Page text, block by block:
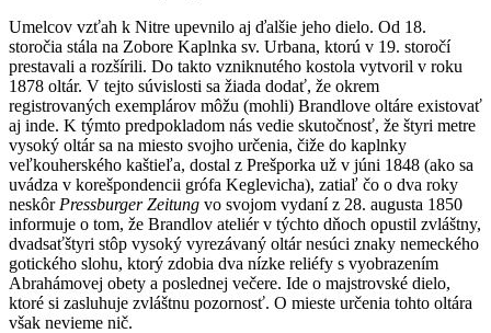
Umelcov vzťah k Nitre upevnilo aj ďalšie jeho dielo. Od 18.
storočia stála na Zobore Kaplnka sv. Urbana, ktorú v 19. storočí
prestavali a rozšírili. Do takto vzniknutého kostola vytvoril v roku
1878 oltár. V tejto súvislosti sa žiada dodať, že okrem
registrovaných exemplárov môžu (mohli) Brandlove oltáre existovať
aj inde. K týmto predpokladom nás vedie skutočnosť, že štyri metre
vysoký oltár sa na miesto svojho určenia, čiže do kaplnky
veľkouherského kaštieľa, dostal z Prešporka už v júni 1848 (ako sa
uvádza v korešpondencii grófa Keglevicha), zatiaľ čo o dva roky
neskôr Pressburger Zeitung vo svojom vydaní z 28. augusta 1850
informuje o tom, že Brandlov ateliér v týchto dňoch opustil zvláštny,
dvadsaťštyri stôp vysoký vyrezávaný oltár nesúci znaky nemeckého
gotického slohu, ktorý zdobia dva nízke reliéfy s vyobrazením
Abrahámovej obety a poslednej večere. Ide o majstrovské dielo,
ktoré si zasluhuje zvláštnu pozornosť. O mieste určenia tohto oltára
však nevieme nič.